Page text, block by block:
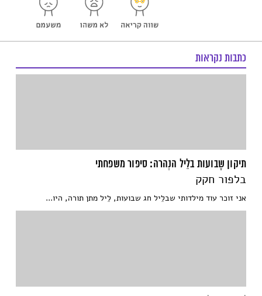
כתבות נקראות
תיקון שָבועות בלֵיל הנְהרה: סיפּור משפּחתי
בלפור חקק
אני זוכר עוד מילדותי שבלֵיל חג שבועות, לֵיל מתן תורה, היו...